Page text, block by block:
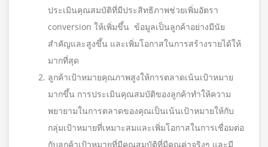
ประเมินคุณสมบัติที่มีประสิทธิภาพช่วยเพิ่มอัตรา
conversion ให้เพิ่มขึ้น ข้อมูลเป็นลูกค้าอย่างมีนัย
สำคัญและสูงขึ้น และเพิ่มโอกาสในการสร้างรายได้ให้
มากที่สุด
ลูกค้าเป้าหมายคุณภาพสูงให้การตลาดเน้นเป้าหมาย
มากขึ้น การประเมินคุณสมบัติของลูกค้าทำให้ความ
พยายามในการตลาดของคุณเป็นเน้นเป้าหมายให้กับ
กลุ่มเป้าหมายที่เหมาะสมและเพิ่มโอกาสในการเชื่อมต่อ
กับลูกค้าเป้าหมายที่มีคุณสมบัติที่มีคุณค่าจริงๆ และมี